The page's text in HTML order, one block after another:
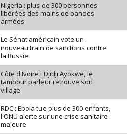
Nigeria : plus de 300 personnes
libérées des mains de bandes
armées
Le Sénat américain vote un
nouveau train de sanctions contre
la Russie
Côte d'Ivoire : Djidji Ayokwe, le
tambour parleur retrouve son
village
RDC : Ebola tue plus de 300 enfants,
l'ONU alerte sur une crise sanitaire
majeure